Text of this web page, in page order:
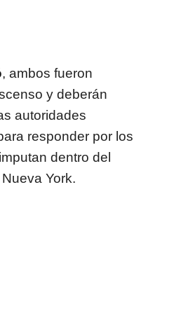
, ambos fueron
y deberán
autoridades
responder por los
dentro del
York.